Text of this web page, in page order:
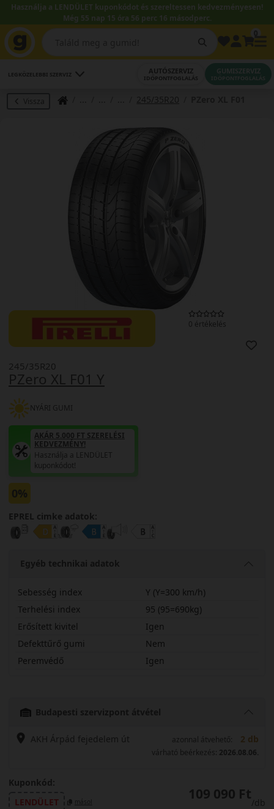
Használja a LENDÜLET kuponkódot és szereltessen kedvezményesen!
Még 55 nap 15 óra 56 perc 16 másodperc.
LEGKÖZELEBBI SZERVIZ AUTÓSZERVIZ
IDŐPONTFOGLALÁS
GUMISZERVIZ
IDŐPONTFOGLALÁS
Vissza 245/35R20
0 értékelés
PZero XL F01 Y
245/35R20
NYÁRI GUMI
AKÁR 5.000 FT SZERELÉSI
KEDVEZMÉNY!
Használja a LENDÜLET
kuponkódot!
0%
EPREL cimke adatok:
Egyéb technikai adatok
Sebesség index
Y (Y=300 km/h)
Terhelési index
95 (95=690kg)
Erősített kivitel
Igen
Defekttűrő gumi
Nem
Peremvédő
Igen
Budapesti szervizpont átvétel
AKH Árpád fejedelem út azonnal átvehető: 2 db
várható beérkezés: 2026.08.06.
Kuponkód:
LENDÜLET
másol 109 090 Ft
/db